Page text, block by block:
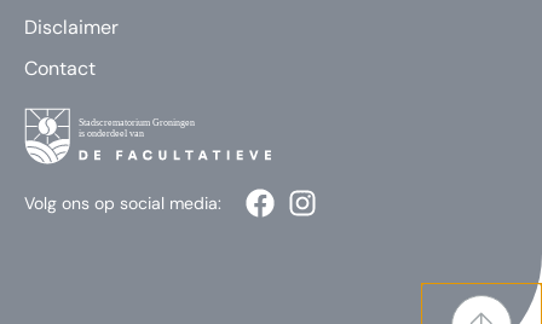
Disclaimer
Contact
Volg ons op social media: